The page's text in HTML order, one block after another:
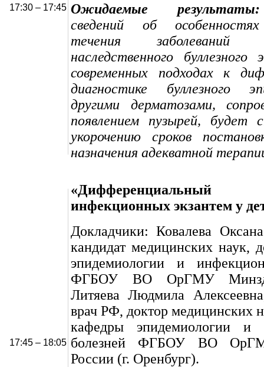
17:30 – 17:45 Ожидаемые результаты:
сведений об особенностях
течения
наследственного буллезного
современных подходах к
диагностике буллезного
другими дерматозами,
появлением пузырей, будет
укорочению сроков
назначения адекватной
17:45 – 18:05
инфекционных экзантем у
Докладчики: Ковалева
кандидат медицинских наук,
эпидемиологии и
ФГБОУ ВО ОрГМУ
Литяева Людмила
врач РФ, доктор медицинских
кафедры эпидемиологии и
болезней ФГБОУ ВО
России (г. Оренбург).